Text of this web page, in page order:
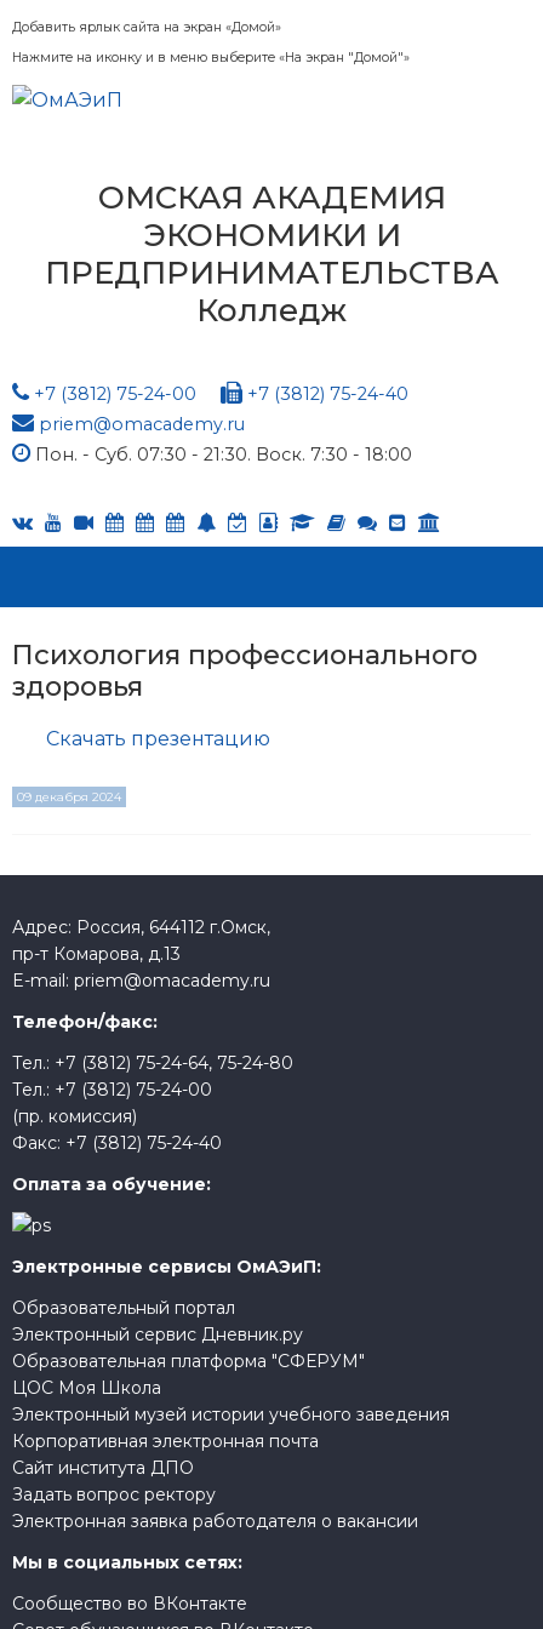
Добавить ярлык сайта на экран «Домой»
Нажмите на иконку и в меню выберите «На экран "Домой"»
ОМСКАЯ АКАДЕМИЯ
ЭКОНОМИКИ И
ПРЕДПРИНИМАТЕЛЬСТВА
Колледж
+7 (3812) 75-24-00
+7 (3812) 75-24-40
priem@omacademy.ru
Пон. - Суб. 07:30 - 21:30. Воск. 7:30 - 18:00
Психология профессионального
здоровья
Скачать презентацию
09 декабря 2024
Адрес: Россия, 644112 г.Омск,
пр-т Комарова, д.13
E-mail: priem@omacademy.ru
Телефон/факс:
Тел.: +7 (3812) 75-24-64, 75-24-80
Тел.: +7 (3812) 75-24-00
(пр. комиссия)
Факс: +7 (3812) 75-24-40
Оплата за обучение:
Электронные сервисы ОмАЭиП:
Образовательный портал
Электронный сервис Дневник.ру
Образовательная платформа "СФЕРУМ"
ЦОС Моя Школа
Электронный музей истории учебного заведения
Корпоративная электронная почта
Сайт института ДПО
Задать вопрос ректору
Электронная заявка работодателя о вакансии
Мы в социальных сетях:
Сообщество во ВКонтакте